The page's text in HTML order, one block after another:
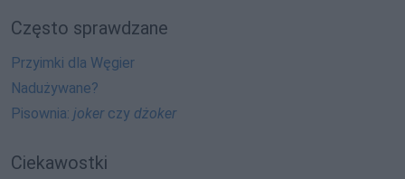
Często sprawdzane
Przyimki dla Węgier
Nadużywane?
Pisownia: jokerczy dżoker
Ciekawostki